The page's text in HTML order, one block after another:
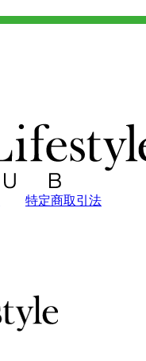
特定商取引法